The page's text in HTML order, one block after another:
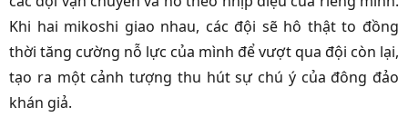
Khi hai mikoshi giao nhau, các đội sẽ hô thật to đồng
thời tăng cường nỗ lực của mình để vượt qua đội còn lại,
tạo ra một cảnh tượng thu hút sự chú ý của đông đảo
khán giả.